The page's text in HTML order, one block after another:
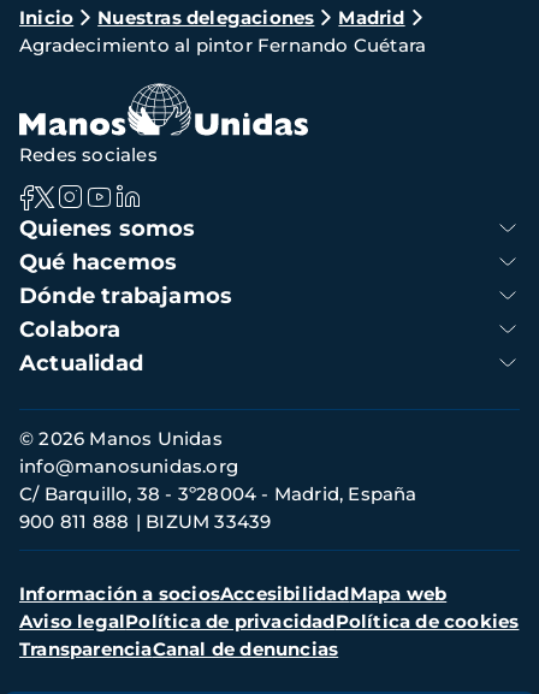
Ruta
de
navegación
Inicio Nuestras delegaciones
Madrid
Agradecimiento al pintor Fernando Cuétara
Navegación
principal
Quienes somos
Qué hacemos
Dónde trabajamos
Colabora
Actualidad
Redes sociales
Información
de
contacto
© 2026 Manos Unidas
C/ Barquillo, 38 - 3º28004 - Madrid, España
900 811 888
BIZUM 33439
info@manosunidas.org
Menú
secundario
Información a sociosAccesibilidadMapa web
Aviso legalPolítica de privacidadPolítica de cookies
TransparenciaCanal de denuncias